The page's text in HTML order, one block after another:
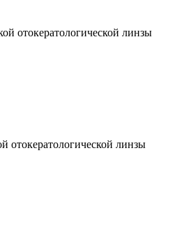
отокератологической линзы
отокератологической линзы